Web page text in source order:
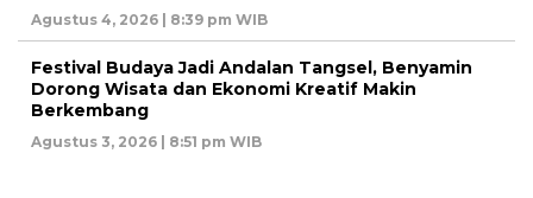
Agustus 4, 2026 | 8:39 pm WIB
Festival Budaya Jadi Andalan Tangsel, Benyamin
Dorong Wisata dan Ekonomi Kreatif Makin
Berkembang
Agustus 3, 2026 | 8:51 pm WIB